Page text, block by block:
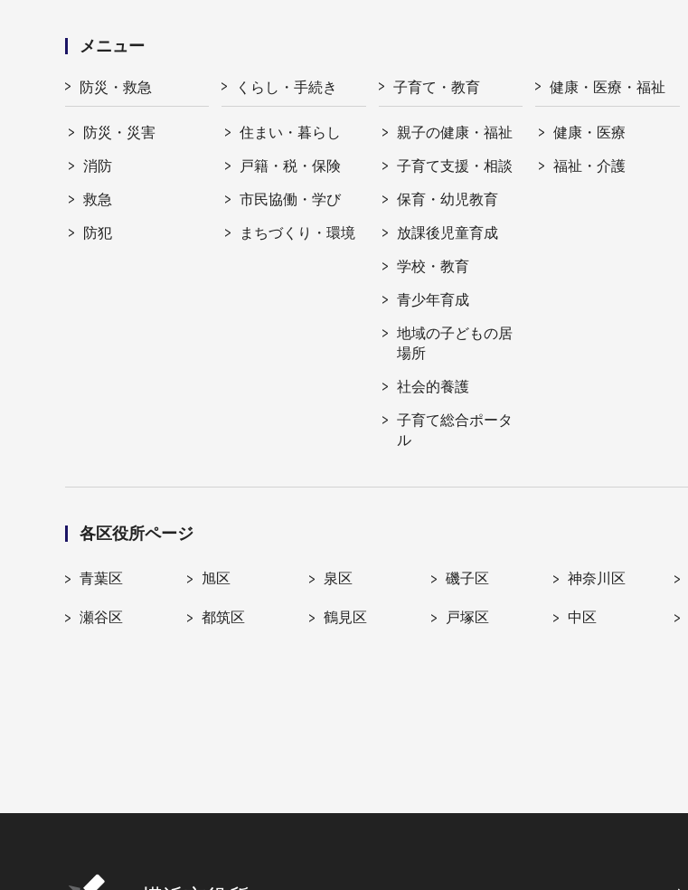
メニュー
防災・救急
防災・災害
消防
救急
防犯
くらし・手続き
住まい・暮らし
戸籍・税・保険
市民協働・学び
まちづくり・環境
子育て・教育
親子の健康・福祉
子育て支援・相談
保育・幼児教育
放課後児童育成
学校・教育
青少年育成
地域の子どもの居
場所
社会的養護
子育て総合ポータ
ル
健康・医療・福祉
健康・医療
福祉・介護
各区役所ページ
青葉区 旭区 泉区 磯子区 神奈川区
瀬谷区 都筑区 鶴見区 戸塚区 中区